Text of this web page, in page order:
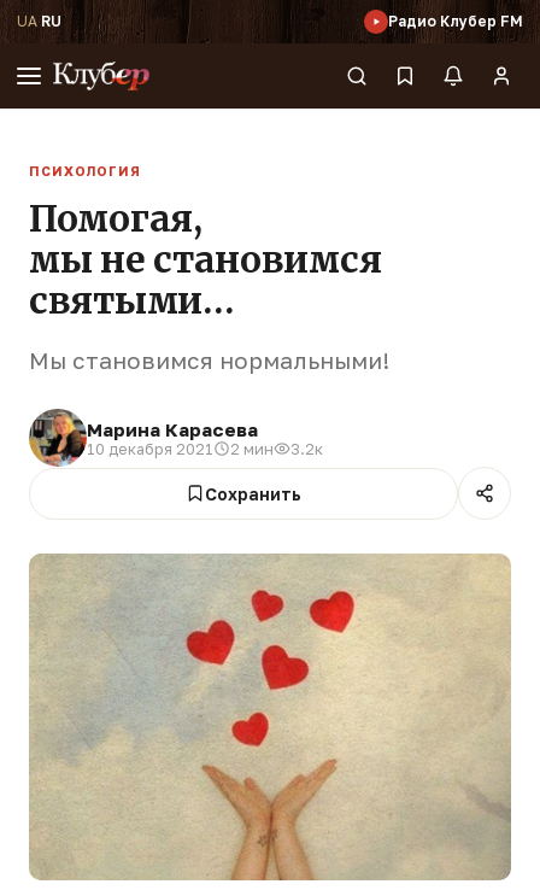
UA·RU Радио Клубер FM
ПСИХОЛОГИЯ
Помогая,
мы не становимся
святыми…
Мы становимся нормальными!
Марина Карасева
10 декабря 2021 2 мин 3.2к
Сохранить